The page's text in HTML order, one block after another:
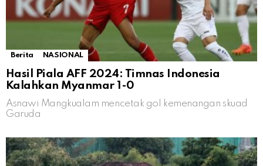
Berita NASIONAL
Hasil Piala AFF 2024: Timnas Indonesia
Kalahkan Myanmar 1-0
Asnawi Mangkualam mencetak gol kemenangan skuad
Garuda